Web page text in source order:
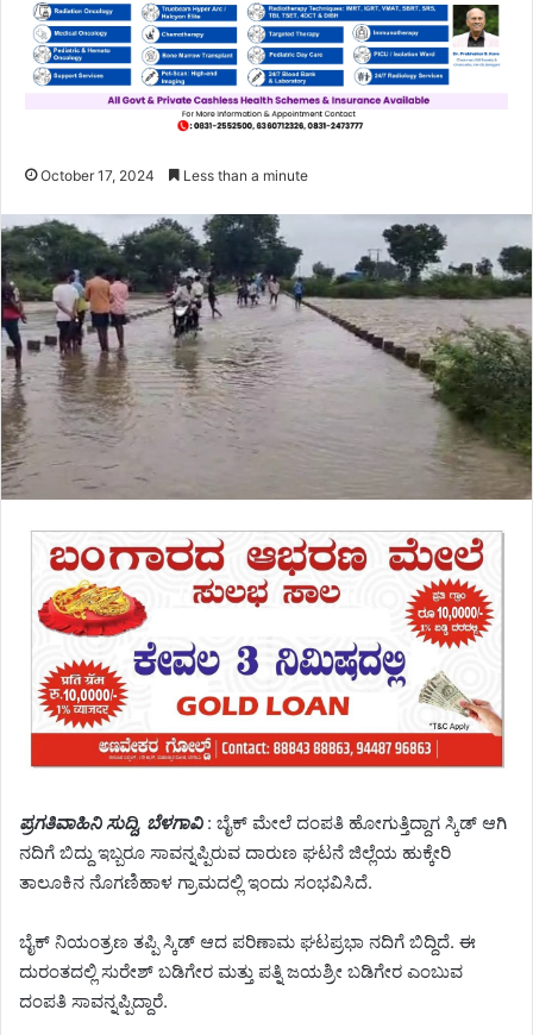
October 17, 2024 Less than a minute
ಪ್ರಗತಿವಾಹಿನಿ ಸುದ್ದಿ, ಬೆಳಗಾವಿ: ಬೈಕ್‌ ಮೇಲೆ ದಂಪತಿ ಹೋಗುತ್ತಿದ್ದಾಗ ಸ್ಕಿಡ್ ಆಗಿ
ನದಿಗೆ ಬಿದ್ದು ಇಬ್ಬರೂ ಸಾವನ್ನಪ್ಪಿರುವ ದಾರುಣ ಘಟನೆ ಜಿಲ್ಲೆಯ ಹುಕ್ಕೇರಿ
ತಾಲೂಕಿನ ನೊಗಣಿಹಾಳ ಗ್ರಾಮದಲ್ಲಿ ಇಂದು ಸಂಭವಿಸಿದೆ.
ಬೈಕ್ ನಿಯಂತ್ರಣ ತಪ್ಪಿ ಸ್ಕಿಡ್ ಆದ ಪರಿಣಾಮ ಘಟಪ್ರಭಾ ನದಿಗೆ ಬಿದ್ದಿದೆ. ಈ
ದುರಂತದಲ್ಲಿ ಸುರೇಶ್ ಬಡಿಗೇರ ಮತ್ತು ಪತ್ನಿ ಜಯಶ್ರೀ ಬಡಿಗೇರ ಎಂಬುವ
ದಂಪತಿ ಸಾವನ್ನಪ್ಪಿದ್ದಾರೆ.